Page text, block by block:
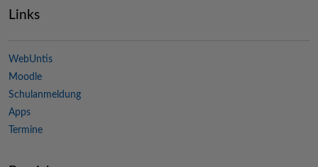
Links
WebUntis
Moodle
Schulanmeldung
Apps
Termine